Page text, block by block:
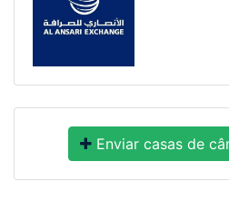
Enviar casas de